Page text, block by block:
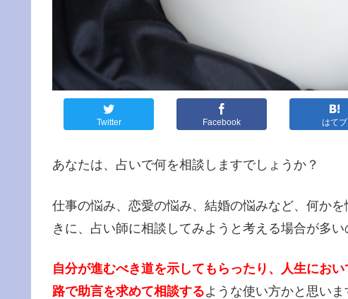
Twitter Facebook はてブ
あなたは、占いで何を相談しますでしょうか？
仕事の悩み、恋愛の悩み、結婚の悩みなど、何か
きに、占い師に相談してみようと考える場合が多い
自分が進むべき道を示してもらったり、人生にお
路で助言を求めて相談するような使い方かと思いま